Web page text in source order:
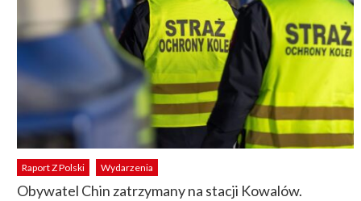
Raport Z Polski Wydarzenia
Obywatel Chin zatrzymany na stacji Kowalów.